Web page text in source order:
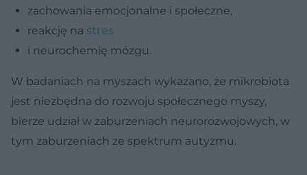
zachowania emocjonalne i społeczne,
reakcję na stres
i neurochemię mózgu.
W badaniach na myszach wykazano, że mikrobiota
jest niezbędna do rozwoju społecznego myszy,
bierze udział w zaburzeniach neurorozwojowych, w
tym zaburzeniach ze spektrum autyzmu.